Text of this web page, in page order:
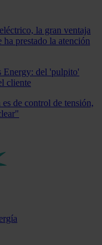
la gran ventaja
ha prestado la atención
Energy: del 'pulpito'
cliente
de control de tensión,